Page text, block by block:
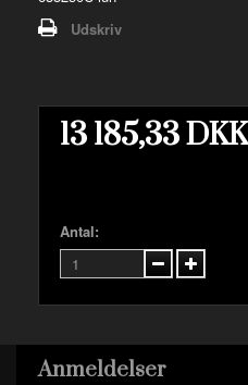
Udskriv
13 185,33 DKK
Antal:
Anmeldelser